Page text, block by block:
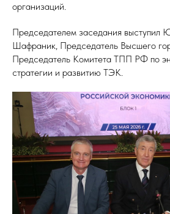
организаций.
Председателем заседания выступил
Шафраник, Председатель Высшего
Председатель Комитета ТПП РФ по
стратегии и развитию ТЭК.